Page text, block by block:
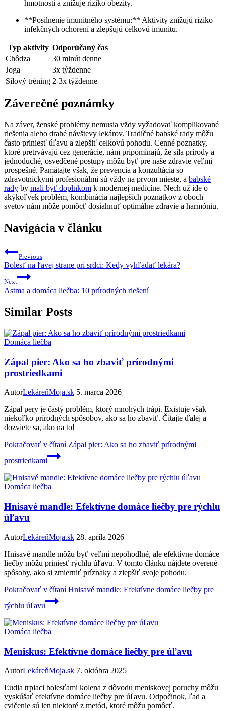
hmotnosti a znižuje riziko obezity.
**Posilnenie imunitného systému:** Aktivity znižujú riziko
infekčných ochorení a zlepšujú celkovú imunitu.
Typ aktivity Odporúčaný čas
Chôdza
30 minút denne
Joga
3x týždenne
Silový tréning 2-3x týždenne
Záverečné poznámky
Na záver, ženské problémy​ nemusia vždy vyžadovať komplikované
riešenia alebo drahé​ návštevy lekárov. Tradičné babské rady môžu
často priniesť úľavu a zlepšiť celkovú pohodu. Cenné poznatky,
ktoré pretrvávajú cez generácie,⁤ nám pripomínajú, že ⁤sila prírody⁢ a
jednoduché, osvedčené postupy môžu byť ‌pre naše zdravie veľmi
prospešné. Pamätajte však, že prevencia a konzultácia so
zdravotníckymi profesionálmi sú vždy ⁢na prvom mieste, a ‍ babské⁢
rady by mali byť doplnkom k⁣ modernej medicíne. Nech už ide o
akýkoľvek problém, kombinácia ‌najlepších poznatkov z oboch‌
svetov⁢ nám môže pomôcť dosiahnuť⁢ optimálne⁢ zdravie​ a harmóniu.
Navigácia v článku
Previous
Bolesť na ľavej strane pri srdci: Kedy vyhľadať lekára?
Next
Astma a domáca liečba: 10 prírodných riešení
Similar Posts
Domáca liečba
Zápal pier: Ako sa ho zbaviť prírodnými
prostriedkami
AutorLekáreňMoja.sk 5. marca 2026
Zápal pery je častý problém, ktorý mnohých trápi. Existuje však
niekoľko prírodných spôsobov, ako sa ho zbaviť. Čítajte ďalej a
dozviete sa, ako na to!
Pokračovať v čítaníZápal pier: Ako sa ho zbaviť prírodnými
prostriedkami
Domáca liečba
Hnisavé mandle: Efektívne domáce liečby pre rýchlu
úľavu
AutorLekáreňMoja.sk 28. apríla 2026
Hnisavé mandle môžu byť veľmi nepohodlné, ale efektívne domáce
liečby môžu priniesť rýchlu úľavu. V tomto článku nájdete overené
spôsoby, ako si zmierniť príznaky a zlepšiť svoje pohodu.
Pokračovať v čítaníHnisavé mandle: Efektívne domáce liečby pre
rýchlu úľavu
Domáca liečba
Meniskus: Efektívne domáce liečby pre úľavu
AutorLekáreňMoja.sk 7. októbra 2025
Ľudia trpiaci bolesťami kolena z dôvodu meniskovej poruchy môžu
vyskúšať efektívne domáce liečby pre úľavu. Odpočinok, ľad a
cvičenie sú len niektoré z metód, ktoré môžu pomôcť.